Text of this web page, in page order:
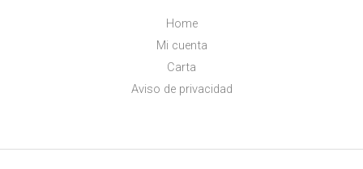
Home
Mi cuenta
Carta
Aviso de privacidad